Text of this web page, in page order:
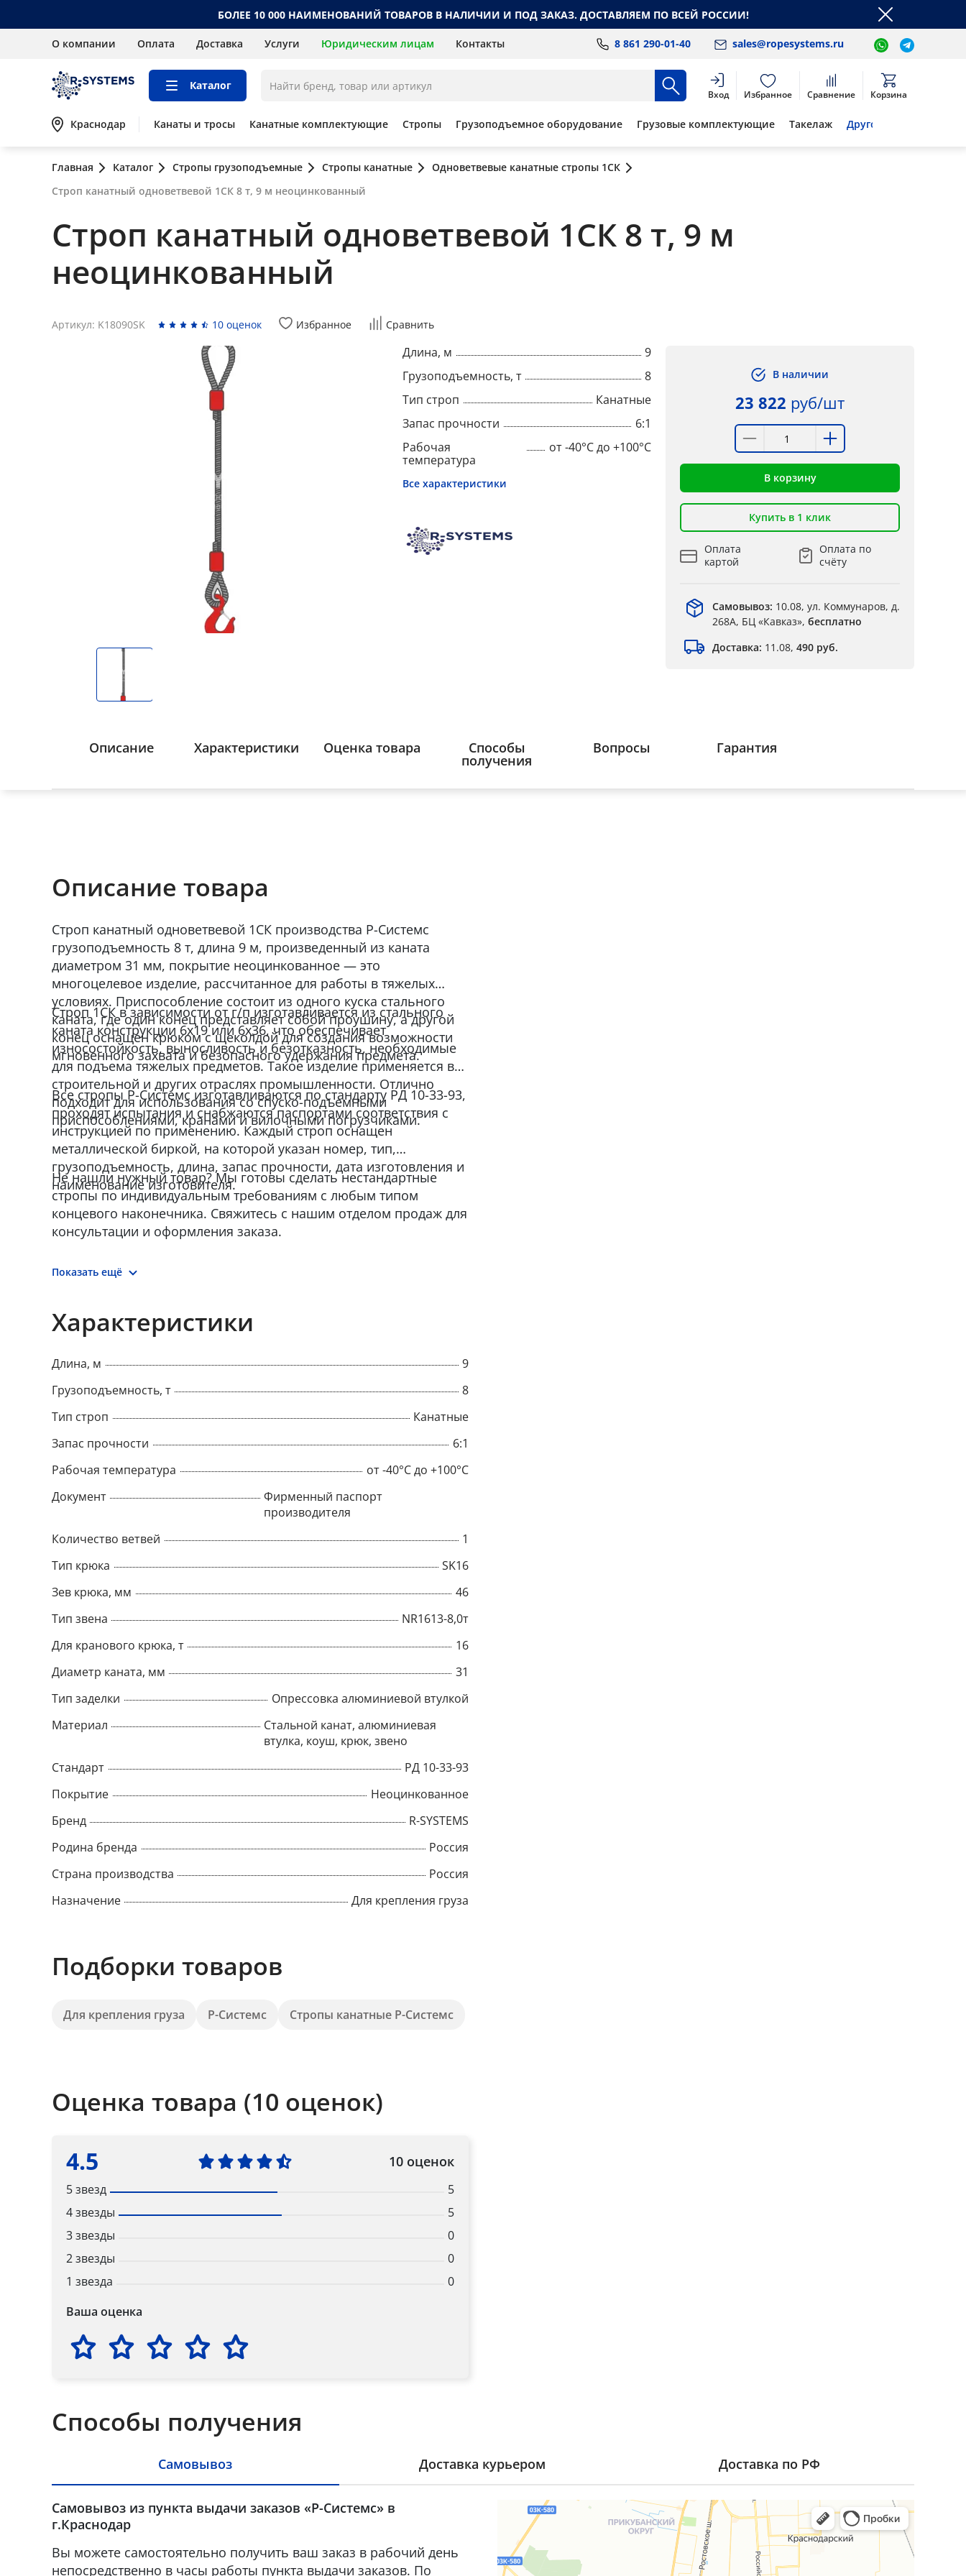
БОЛЕЕ 10 000 НАИМЕНОВАНИЙ ТОВАРОВ В НАЛИЧИИ И ПОД ЗАКАЗ. ДОСТАВЛЯЕМ ПО ВСЕЙ РОССИИ!
О компании Оплата Доставка Услуги Юридическим лицам Контакты 8 861 290-01-40 sales@ropesystems.ru
Каталог
Вход Избранное Сравнение Корзина
Краснодар Канаты и тросы Канатные комплектующие Стропы Грузоподъемное оборудование Грузовые комплектующие Такелаж Другое
Главная Каталог Стропы грузоподъемные Стропы канатные
Одноветвевые канатные стропы 1СК
Строп канатный одноветвевой 1СК 8 т, 9 м неоцинкованный
Строп канатный одноветвевой 1СК 8 т, 9 м
неоцинкованный
Артикул: K18090SK 10 оценок Избранное Сравнить
Длина, м
9
Грузоподъемность, т
8
Тип строп
Канатные
Запас прочности
6:1
Рабочая
температура
от -40°C до +100°C
Все характеристики
В наличии
23 822 руб/шт
В корзину
Купить в 1 клик
Оплата
картой
Оплата по
счёту
Самовывоз: 10.08, ул. Коммунаров, д.
268А, БЦ «Кавказ», бесплатно
Доставка: 11.08, 490 руб.
Описание Характеристики Оценка товара Способы
получения
Вопросы Гарантия
Описание товара
Строп канатный одноветвевой 1СК производства Р-Системс
грузоподъемность 8 т, длина 9 м, произведенный из каната
диаметром 31 мм, покрытие неоцинкованное — это
многоцелевое изделие, рассчитанное для работы в тяжелых
условиях. Приспособление состоит из одного куска стального
каната, где один конец представляет собой проушину, а другой
конец оснащен крюком с щеколдой для создания возможности
мгновенного захвата и безопасного удержания предмета.
Строп 1СК в зависимости от г/п изготавливается из стального
каната конструкции 6x19 или 6x36, что обеспечивает
износостойкость, выносливость и безотказность, необходимые
для подъема тяжелых предметов. Такое изделие применяется в
строительной и других отраслях промышленности. Отлично
подходит для использования со спуско-подъемными
приспособлениями, кранами и вилочными погрузчиками.
Все стропы Р-Системс изготавливаются по стандарту РД 10-33-93,
проходят испытания и снабжаются паспортами соответствия с
инструкцией по применению. Каждый строп оснащен
металлической биркой, на которой указан номер, тип,
грузоподъемность, длина, запас прочности, дата изготовления и
наименование изготовителя.
Не нашли нужный товар? Мы готовы сделать нестандартные
стропы по индивидуальным требованиям с любым типом
концевого наконечника. Свяжитесь с нашим отделом продаж для
консультации и оформления заказа.
Показать ещё
Характеристики
Длина, м
9
Грузоподъемность, т
8
Тип строп
Канатные
Запас прочности
6:1
Рабочая температура
от -40°C до +100°C
Документ
Фирменный паспорт
производителя
Количество ветвей
1
Тип крюка
SK16
Зев крюка, мм
46
Тип звена
NR1613-8,0т
Для кранового крюка, т
16
Диаметр каната, мм
31
Тип заделки
Опрессовка алюминиевой втулкой
Материал
Стальной канат, алюминиевая
втулка, коуш, крюк, звено
Стандарт
РД 10-33-93
Покрытие
Неоцинкованное
Бренд
R-SYSTEMS
Родина бренда
Россия
Страна производства
Россия
Назначение
Для крепления груза
Подборки товаров
Для крепления груза Р-Системс Стропы канатные Р-Системс
Оценка товара (10 оценок)
4.5 10 оценок
5 звезд
5
4 звезды
5
3 звезды
0
2 звезды
0
1 звезда
0
Ваша оценка
Способы получения
Самовывоз Доставка курьером Доставка по РФ
Самовывоз из пункта выдачи заказов «Р-Системс» в
г.Краснодар
Вы можете самостоятельно получить ваш заказ в рабочий день
непосредственно в часы работы пункта выдачи заказов. По
Popup
Title
Popup Content